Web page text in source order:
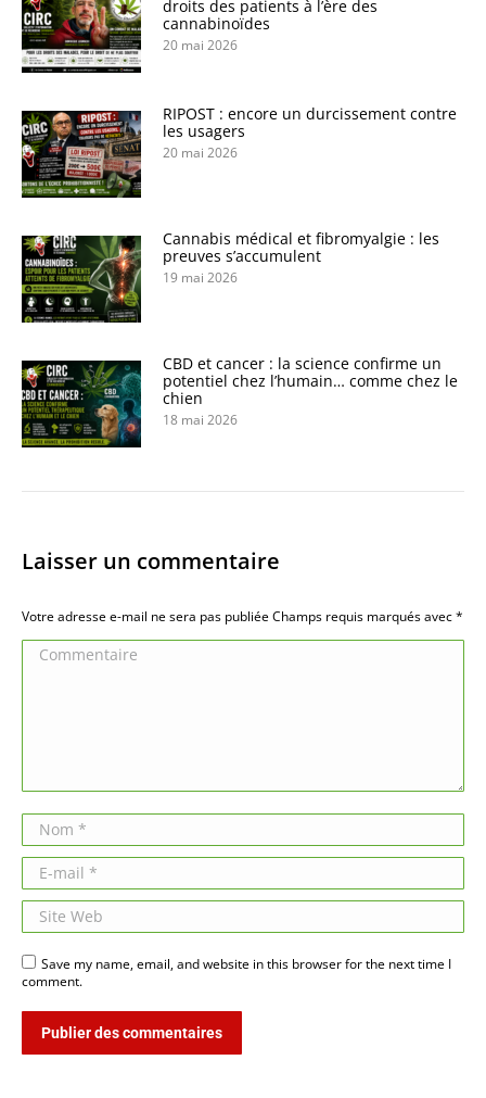
droits des patients à l’ère des
cannabinoïdes
20 mai 2026
RIPOST : encore un durcissement contre
les usagers
20 mai 2026
Cannabis médical et fibromyalgie : les
preuves s’accumulent
19 mai 2026
CBD et cancer : la science confirme un
potentiel chez l’humain… comme chez le
chien
18 mai 2026
Laisser un commentaire
Votre adresse e-mail ne sera pas publiée Champs requis marqués avec*
Commentaire
Nom *
E-mail *
Site Web
Save my name, email, and website in this browser for the next time I
comment.
Publier des commentaires